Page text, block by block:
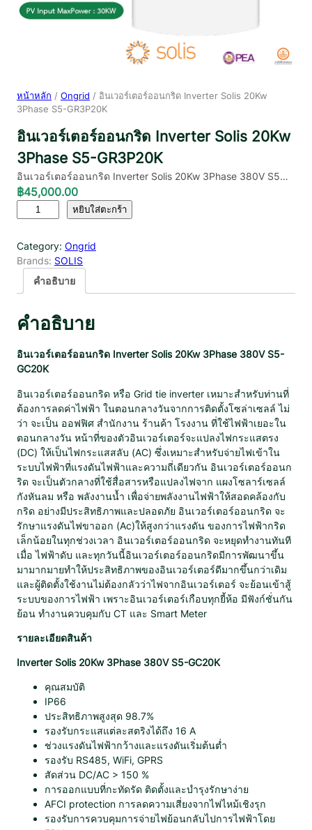
หน้าหลัก / Ongrid / อินเวอร์เตอร์ออนกริด Inverter Solis 20Kw
3Phase S5-GR3P20K
อินเวอร์เตอร์ออนกริด Inverter Solis 20Kw
3Phase S5-GR3P20K
อินเวอร์เตอร์ออนกริด Inverter Solis 20Kw 3Phase 380V S5…
฿45,000.00
น
น
อิ
เ
อ
เ
ต
ร์
อ
อ
น
ก
ริ
ด
I
n
v
e
r
t
e
r
S
i
หยิบใส่ตะกร้า
Category: Ongrid
Brands: SOLIS
คำอธิบาย
คำอธิบาย
อินเวอร์เตอร์ออนกริด Inverter Solis 20Kw 3Phase 380V S5-
GC20K
อินเวอร์เตอร์ออนกริด หรือ Grid tie inverter เหมาะสำหรับท่านที่
ต้องการลดค่าไฟฟ้า ในตอนกลางวันจากการติดตั้งโซล่าเซลล์ ไม่
ว่า จะเป็น ออฟฟิศ สำนักงาน ร้านค้า โรงงาน ที่ใช้ไฟฟ้าเยอะใน
ตอนกลางวัน หน้าที่ของตัวอินเวอร์เตอร์จะแปลงไฟกระแสตรง
(DC) ให้เป็นไฟกระแสสลับ (AC) ซึ่งเหมาะสำหรับจ่ายไฟเข้าใน
ระบบไฟฟ้าที่แรงดันไฟฟ้าและความถี่เดียวกัน อินเวอร์เตอร์ออนก
ริด จะเป็นตัวกลางที่ใช้สื่อสารหรือแปลงไฟจาก แผงโซลาร์เซลล์
กังหันลม หรือ พลังงานน้ำ เพื่อจ่ายพลังงานไฟฟ้าให้สอดคล้องกับ
กริด อย่างมีประสิทธิภาพและปลอดภัย อินเวอร์เตอร์ออนกริด จะ
รักษาแรงดันไฟขาออก (Ac)ให้สูงกว่าแรงดัน ของการไฟฟ้ากริด
เล็กน้อยในทุกช่วงเวลา อินเวอร์เตอร์ออนกริด จะหยุดทำงานทันที
เมื่อ ไฟฟ้าดับ และทุกวันนี้อินเวอร์เตอร์ออนกริดมีการพัฒนาขึ้น
มามากมายทำให้ประสิทธิภาพของอินเวอร์เตอร์ดีมากขึ้นกว่าเดิม
และผู้ติดตั้งใช้งานไม่ต้องกลัวว่าไฟจากอินเวอร์เตอร์ จะย้อนเข้าสู้
ระบบของการไฟฟ้า เพราะอินเวอร์เตอร์เกือบทุกยี้ห้อ มีฟังก์ชั่นกัน
ย้อน ทำงานควบคุมกับ CT และ Smart Meter
รายละเอียดสินค้า
Inverter Solis 20Kw 3Phase 380V S5-GC20K
คุณสมบัติ
IP66
ประสิทธิภาพสูงสุด 98.7%
รองรับกระแสแต่ละสตริงได้ถึง 16 A
ช่วงแรงดันไฟฟ้ากว้างและแรงดันเริ่มต้นต่ำ
รองรับ RS485, WiFi, GPRS
สัดส่วน DC/AC > 150 %
การออกแบบที่กะทัดรัด ติดตั้งและบำรุงรักษาง่าย
AFCI protection การลดความเสี่ยงจากไฟไหม้เชิงรุก
รองรับการควบคุมการจ่ายไฟย้อนกลับไปการไฟฟ้าโดย